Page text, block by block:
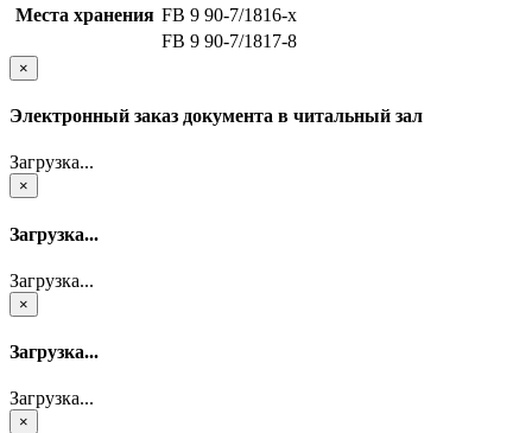
Места хранения FB 9 90-7/1816-x
FB 9 90-7/1817-8
×
Электронный заказ документа в читальный зал
Загрузка...
×
Загрузка...
Загрузка...
×
Загрузка...
Загрузка...
×